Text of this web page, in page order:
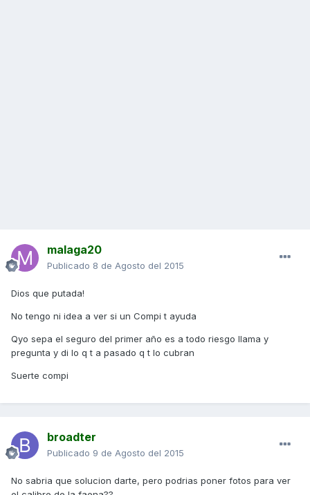
malaga20
Publicado 8 de Agosto del 2015
Dios que putada!
No tengo ni idea a ver si un Compi t ayuda
Qyo sepa el seguro del primer año es a todo riesgo llama y
pregunta y di lo q t a pasado q t lo cubran
Suerte compi
broadter
Publicado 9 de Agosto del 2015
No sabria que solucion darte, pero podrias poner fotos para ver